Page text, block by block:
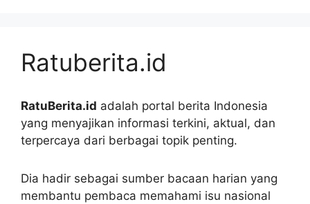
Ratuberita.id
RatuBerita.id adalah portal berita Indonesia
yang menyajikan informasi terkini, aktual, dan
terpercaya dari berbagai topik penting.
Dia hadir sebagai sumber bacaan harian yang
membantu pembaca memahami isu nasional